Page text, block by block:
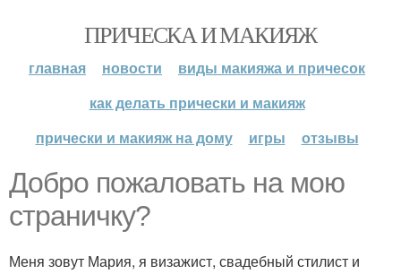
ПРИЧЕСКА И МАКИЯЖ
главная новости
виды макияжа и причесок
как делать прически и макияж
прически и макияж на дому
игры отзывы
Добро пожаловать на мою
страничку?
Меня зовут Мария, я визажист, свадебный стилист и